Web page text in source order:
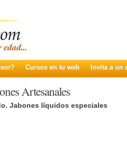
Cursos en tu web Invita a un
Artesanales
Jabones líquidos especiales